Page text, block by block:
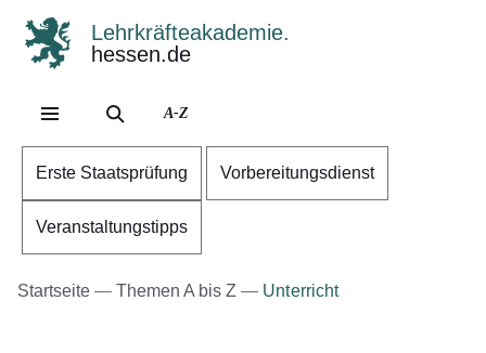
Lehrkräfteakademie.
hessen.de
A-Z
Erste Staatsprüfung Vorbereitungsdienst
Veranstaltungstipps
Startseite Themen A bis Z Unterricht